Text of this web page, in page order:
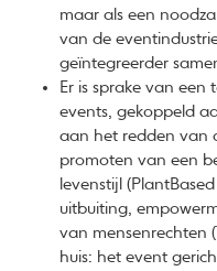
maar als een
van de
geïntegreerder
Er is sprake van
events, gekoppeld
aan het redden van
promoten van een
levenstijl
uitbuiting,
van mensenrechten
huis: het event